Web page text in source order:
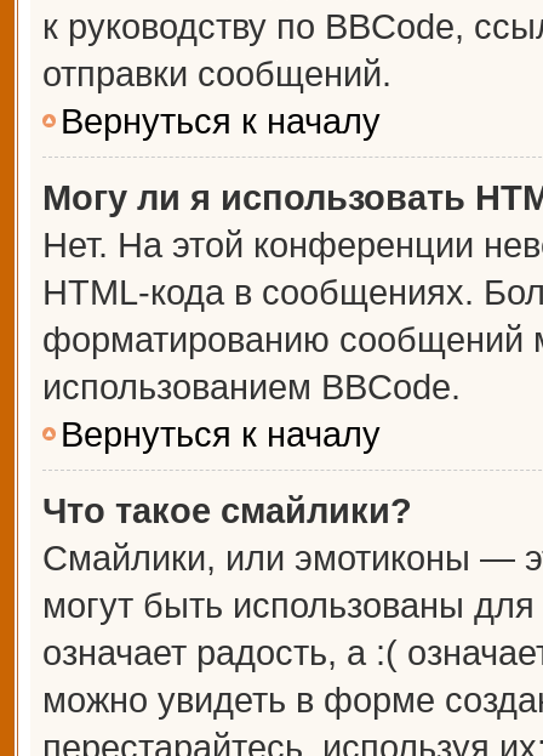
к руководству по BBCode,
отправки сообщений.
Вернуться к началу
Могу ли я использовать
Нет. На этой конференции
HTML-кода в сообщениях.
форматированию сообщений
использованием BBCode.
Вернуться к началу
Что такое смайлики?
Смайлики, или эмотиконы —
могут быть использованы
означает радость, а :(
можно увидеть в форме
перестарайтесь, используя